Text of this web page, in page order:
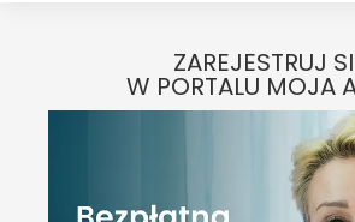
ZAREJESTRUJ
W PORTALU MOJA